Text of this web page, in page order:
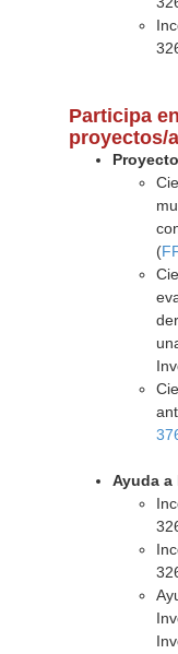
Participa
proyectos/
(
Ayuda